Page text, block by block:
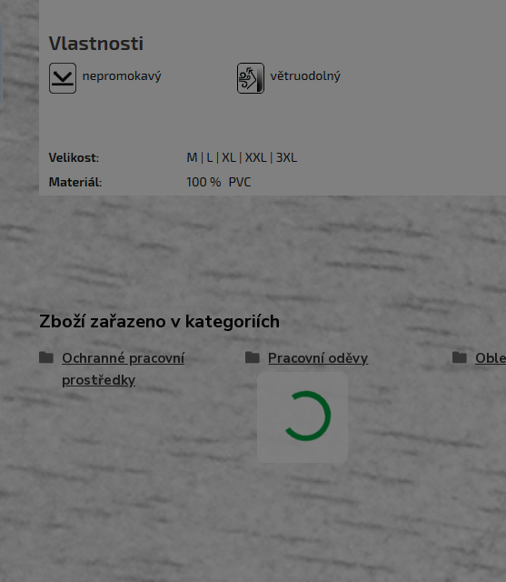
Zboží zařazeno v kategoriích
Ochranné pracovní
prostředky
Pracovní oděvy